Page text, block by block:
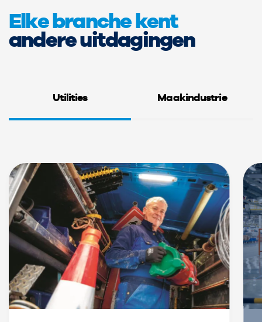
Elke branche kent
andere uitdagingen
Utilities Maakindustrie